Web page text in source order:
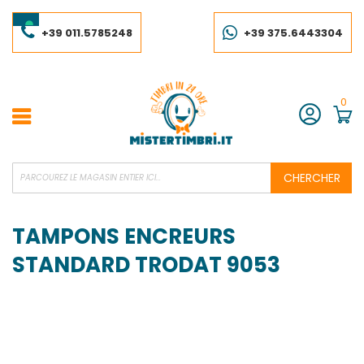
to
Content+39 011.5785248 +39 375.6443304
Compte
0
CHERCHER
TAMPONS ENCREURS
STANDARD TRODAT 9053